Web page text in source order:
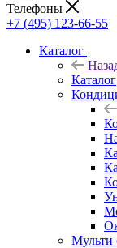
Телефоны
+7 (495) 123-66-55
Каталог
Каталог
Мульти